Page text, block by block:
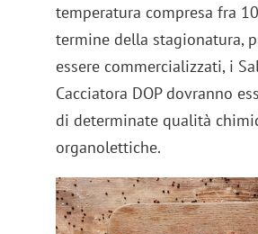
temperatura compresa fra
termine della stagionatura,
essere commercializzati, i
Cacciatora DOP dovranno
di determinate qualità
organolettiche.